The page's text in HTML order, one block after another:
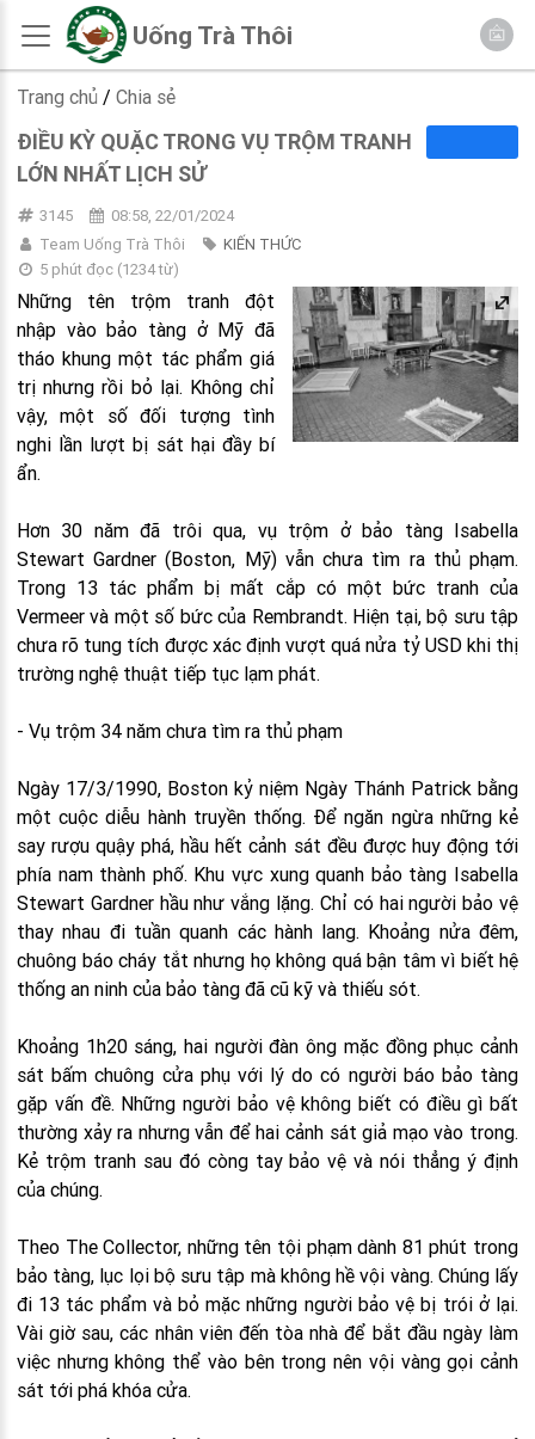
Uống Trà Thôi
Trang chủ / Chia sẻ
ĐIỀU KỲ QUẶC TRONG VỤ TRỘM TRANH
LỚN NHẤT LỊCH SỬ
3145
08:58, 22/01/2024
Team Uống Trà Thôi
KIẾN THỨC
5 phút đọc(1234từ)
Những tên trộm tranh đột
nhập vào bảo tàng ở Mỹ đã
tháo khung một tác phẩm giá
trị nhưng rồi bỏ lại. Không chỉ
vậy, một số đối tượng tình
nghi lần lượt bị sát hại đầy bí
ẩn.
Hơn 30 năm đã trôi qua, vụ trộm ở bảo tàng Isabella
Stewart Gardner (Boston, Mỹ) vẫn chưa tìm ra thủ phạm.
Trong 13 tác phẩm bị mất cắp có một bức tranh của
Vermeer và một số bức của Rembrandt. Hiện tại, bộ sưu tập
chưa rõ tung tích được xác định vượt quá nửa tỷ USD khi thị
trường nghệ thuật tiếp tục lạm phát.
- Vụ trộm 34 năm chưa tìm ra thủ phạm
Ngày 17/3/1990, Boston kỷ niệm Ngày Thánh Patrick bằng
một cuộc diễu hành truyền thống. Để ngăn ngừa những kẻ
say rượu quậy phá, hầu hết cảnh sát đều được huy động tới
phía nam thành phố. Khu vực xung quanh bảo tàng Isabella
Stewart Gardner hầu như vắng lặng. Chỉ có hai người bảo vệ
thay nhau đi tuần quanh các hành lang. Khoảng nửa đêm,
chuông báo cháy tắt nhưng họ không quá bận tâm vì biết hệ
thống an ninh của bảo tàng đã cũ kỹ và thiếu sót.
Khoảng 1h20 sáng, hai người đàn ông mặc đồng phục cảnh
sát bấm chuông cửa phụ với lý do có người báo bảo tàng
gặp vấn đề. Những người bảo vệ không biết có điều gì bất
thường xảy ra nhưng vẫn để hai cảnh sát giả mạo vào trong.
Kẻ trộm tranh sau đó còng tay bảo vệ và nói thẳng ý định
của chúng.
Theo The Collector, những tên tội phạm dành 81 phút trong
bảo tàng, lục lọi bộ sưu tập mà không hề vội vàng. Chúng lấy
đi 13 tác phẩm và bỏ mặc những người bảo vệ bị trói ở lại.
Vài giờ sau, các nhân viên đến tòa nhà để bắt đầu ngày làm
việc nhưng không thể vào bên trong nên vội vàng gọi cảnh
sát tới phá khóa cửa.